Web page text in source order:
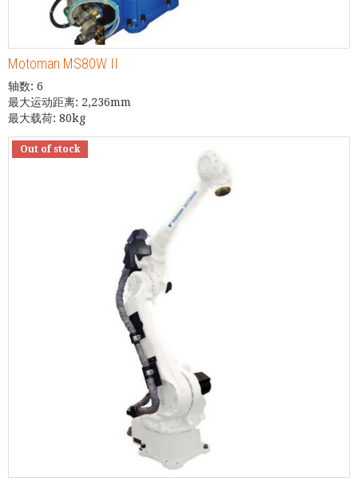
Motoman MS80W II
轴数: 6
最大运动距离: 2,236mm
最大载荷: 80kg
Out of stock